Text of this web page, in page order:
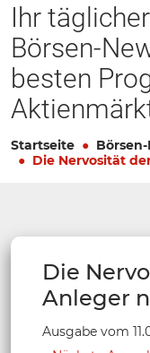
Ihr
Börsen-
besten
Startseite
Die Nervosität
Die
Anleger
Ausgabe vom